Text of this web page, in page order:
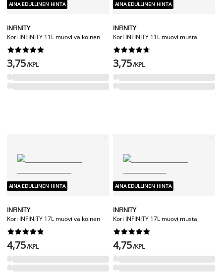
AINA EDULLINEN HINTA
INFINITY
Kori INFINITY 11L muovi valkoinen






3,75/KPL
AINA EDULLINEN HINTA
INFINITY
Kori INFINITY 11L muovi musta






3,75/KPL
AINA EDULLINEN HINTA
INFINITY
Kori INFINITY 17L muovi valkoinen






4,75/KPL
AINA EDULLINEN HINTA
INFINITY
Kori INFINITY 17L muovi musta






4,75/KPL